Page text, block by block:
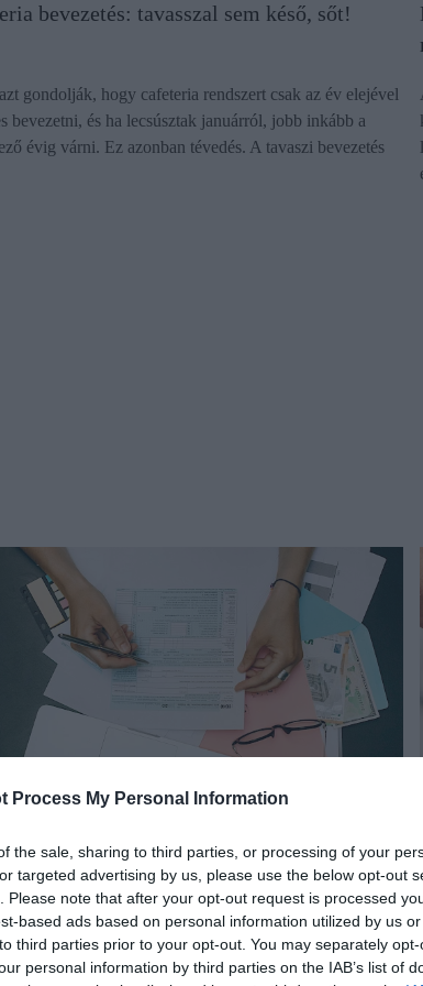
Process My Personal Information
the sale, sharing to third parties, or processing of your
targeted advertising by us, please use the below opt-out
Please note that after your opt-out request is processed
based ads based on personal information utilized by us
third parties prior to your opt-out. You may separately
personal information by third parties on the IAB’s list of
bevezetés: tavasszal sem késő, sőt!
gondolják, hogy cafeteria rendszert csak az év elejével
bevezetni, és ha lecsúsztak januárról, jobb inkább a
évig várni. Ez azonban tévedés. A tavaszi bevezetés
hatékony csökkentése: amit a
bevezetéséről tudni kell
cég küzd azzal a problémával 2024-ben is, hogy a